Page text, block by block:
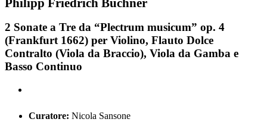
Philipp Friedrich Buchner
2 Sonate a Tre da “Plectrum musicum” op. 4
(Frankfurt 1662) per Violino, Flauto Dolce
Contralto (Viola da Braccio), Viola da Gamba e
Basso Continuo
Curatore: Nicola Sansone